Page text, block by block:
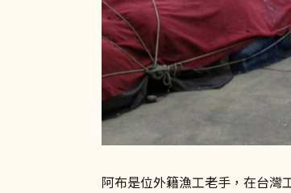
阿布是位外籍漁工老手，在台灣